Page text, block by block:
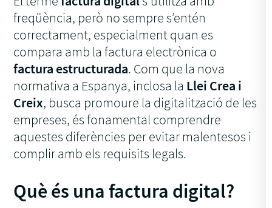
freqüència, però no sempre s’entén
correctament, especialment quan es
compara amb la factura electrònica o
factura estructurada. Com que la nova
normativa a Espanya, inclosa la Llei Crea i
Creix, busca promoure la digitalització de les
empreses, és fonamental comprendre
aquestes diferències per evitar malentesos i
complir amb els requisits legals.
Què és una factura digital?